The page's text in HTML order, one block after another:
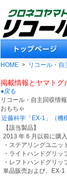
HOME > リコール・自
掲載情報とヤマトグ
●戻る
リコール・自主回収情報
おもちゃ
近藤科学「EX-1」（機
【該当製品】
2013 年 6 月以前に購
・ステアリングユニッ
・ライトハンドグリ
・レフトハンドグリ
単品販売および、EX-1